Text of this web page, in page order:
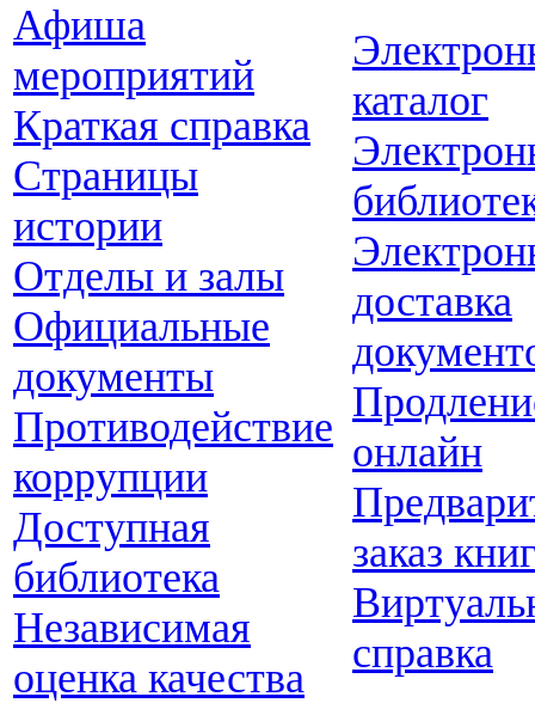
Афиша
мероприятий
Краткая справка
Страницы
истории
Отделы и залы
Официальные
документы
Противодействие
коррупции
Доступная
библиотека
Независимая
оценка качества
каталог
доставка
онлайн
заказ
справка